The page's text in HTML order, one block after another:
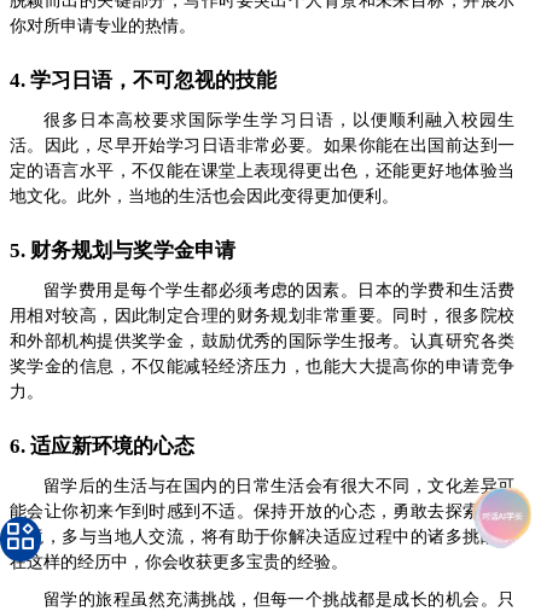
你对所申请专业的热情。
4. 学习日语，不可忽视的技能
很多日本高校要求国际学生学习日语，以便顺利融入校园生
活。因此，尽早开始学习日语非常必要。如果你能在出国前达到一
定的语言水平，不仅能在课堂上表现得更出色，还能更好地体验当
地文化。此外，当地的生活也会因此变得更加便利。
5. 财务规划与奖学金申请
留学费用是每个学生都必须考虑的因素。日本的学费和生活费
用相对较高，因此制定合理的财务规划非常重要。同时，很多院校
和外部机构提供奖学金，鼓励优秀的国际学生报考。认真研究各类
奖学金的信息，不仅能减轻经济压力，也能大大提高你的申请竞争
力。
6. 适应新环境的心态
留学后的生活与在国内的日常生活会有很大不同，文化差异可
能会让你初来乍到时感到不适。保持开放的心态，勇敢去探索新的
环境，多与当地人交流，将有助于你解决适应过程中的诸多挑战。
在这样的经历中，你会收获更多宝贵的经验。
留学的旅程虽然充满挑战，但每一个挑战都是成长的机会。只